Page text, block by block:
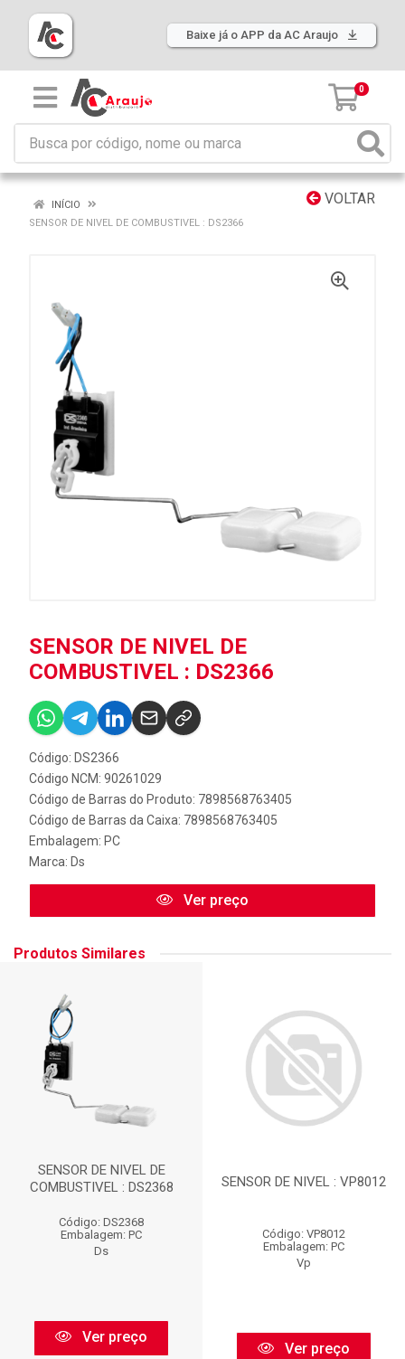
Baixe já o APP da AC Araujo
0
VOLTAR
INÍCIO
SENSOR DE NIVEL DE COMBUSTIVEL : DS2366
SENSOR DE NIVEL DE
COMBUSTIVEL : DS2366
Código: DS2366
Código NCM: 90261029
Código de Barras do Produto: 7898568763405
Código de Barras da Caixa: 7898568763405
Embalagem: PC
Marca: Ds
Ver preço
Produtos Similares
SENSOR DE NIVEL DE
COMBUSTIVEL : DS2368
Código: DS2368
Embalagem: PC
Ds
Ver preço
SENSOR DE NIVEL : VP8012
Código: VP8012
Embalagem: PC
Vp
Ver preço